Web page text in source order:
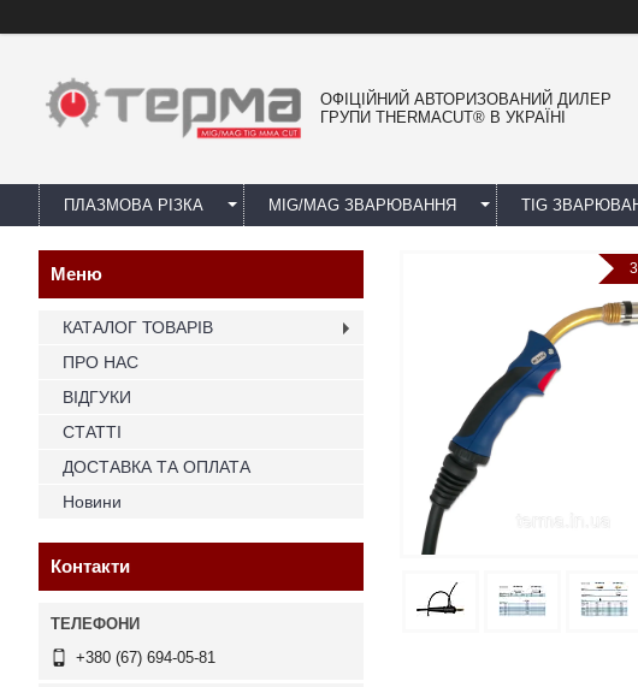
ОФІЦІЙНИЙ АВТОРИЗОВАНИЙ ДИЛЕР
ГРУПИ THERMACUT® В УКРАЇНІ
ПЛАЗМОВА РІЗКА MIG/MAG ЗВАРЮВАННЯ TIG
КАТАЛОГ ТОВАРІВ
ПРО НАС
ВІДГУКИ
СТАТТІ
ДОСТАВКА ТА ОПЛАТА
Новини
Контакти
+380 (67) 694-05-81